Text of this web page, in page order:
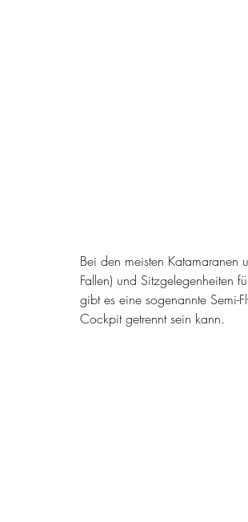
Bei den meisten Katamaranen
Fallen) und Sitzgelegenheiten
gibt es eine sogenannte Semi-
Cockpit getrennt sein kann.